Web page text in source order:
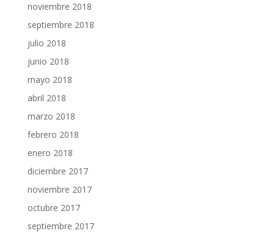
noviembre 2018
septiembre 2018
julio 2018
junio 2018
mayo 2018
abril 2018
marzo 2018
febrero 2018
enero 2018
diciembre 2017
noviembre 2017
octubre 2017
septiembre 2017